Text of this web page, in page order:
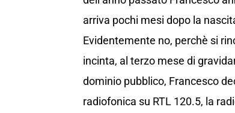
arriva pochi mesi dopo la
Evidentemente no, perchè si
incinta, al terzo mese di
dominio pubblico, Francesco
radiofonica su RTL 120.5, la